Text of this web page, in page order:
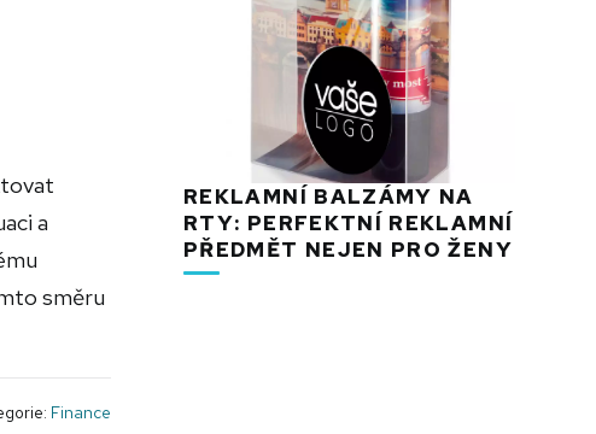
a
směru
Finance
REKLAMNÍ BALZÁMY NA
RTY: PERFEKTNÍ REKLAMNÍ
PŘEDMĚT NEJEN PRO ŽENY